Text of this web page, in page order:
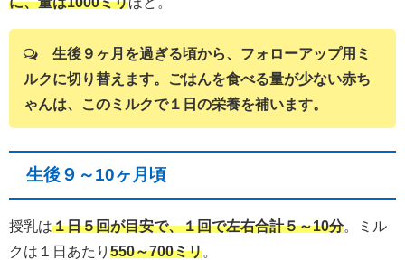
生後９ヶ月を過ぎる頃から、フォローアップ用ミ
ルクに切り替えます。ごはんを食べる量が少ない赤ち
ゃんは、このミルクで１日の栄養を補います。
生後９～10ヶ月頃
授乳は１日５回が目安で、１回で左右合計５～10分。ミル
クは１日あたり 550～700ミリ。